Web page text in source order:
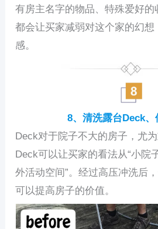
有房主名字的物品、特殊爱好
都会让买家减弱对这个家的幻想
感。
8、清洗露台Deck、
Deck对于院子不大的房子，尤
Deck可以让买家的看法从“小院
外活动空间”。经过高压冲洗后
可以提高房子的价值。